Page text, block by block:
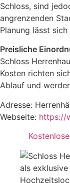
Schloss, sind
angrenzenden
Planung lässt
Preisliche
Schloss
Kosten richten
Ablauf und
Adresse:
Webseite: https://